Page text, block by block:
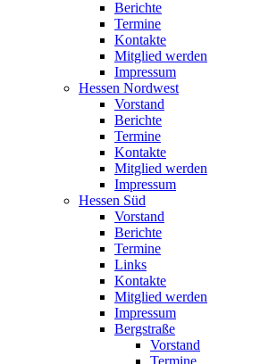
Berichte
Termine
Kontakte
Mitglied werden
Impressum
Hessen Nordwest
Vorstand
Berichte
Termine
Kontakte
Mitglied werden
Impressum
Hessen Süd
Vorstand
Berichte
Termine
Links
Kontakte
Mitglied werden
Impressum
Bergstraße
Vorstand
Termine